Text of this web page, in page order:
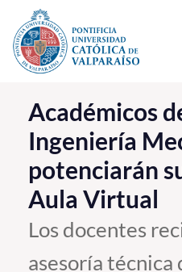
Click acá para ir directamente al
La Universidad
Investigación, Creación e
PUCV Internacional
Vinculación con el Medio
Admisión
Académicos
Ingeniería
potenciarán
Aula Virtual
Los docentes
asesoría técnica